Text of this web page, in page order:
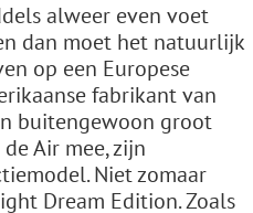
alweer even voet
dan moet het natuurlijk
op een Europese
fabrikant van
buitengewoon groot
Air mee, zijn
Niet zomaar
Dream Edition. Zoals